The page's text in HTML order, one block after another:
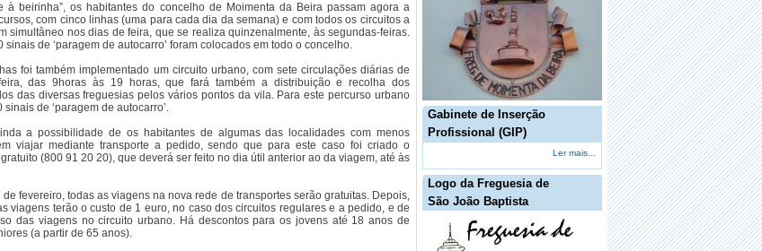
à beirinha”, os habitantes do concelho de Moimenta da Beira passam agora a
com cinco linhas (uma para cada dia da semana) e com todos os circuitos a
simultâneo nos dias de feira, que se realiza quinzenalmente, às segundas-feiras.
sinais de ‘paragem de autocarro’ foram colocados em todo o concelho.
foi também implementado um circuito urbano, com sete circulações diárias de
das 9horas às 19 horas, que fará também a distribuição e recolha dos
das diversas freguesias pelos vários pontos da vila. Para este percurso urbano
de ‘paragem de autocarro’.
a possibilidade de os habitantes de algumas das localidades com menos
viajar mediante transporte a pedido, sendo que para este caso foi criado o
(800 91 20 20), que deverá ser feito no dia útil anterior ao da viagem, até às
fevereiro, todas as viagens na nova rede de transportes serão gratuitas. Depois,
viagens terão o custo de 1 euro, no caso dos circuitos regulares e a pedido, e de
das viagens no circuito urbano. Há descontos para os jovens até 18 anos de
(a partir de 65 anos).
Gabinete de Inserção
Profissional (GIP)
Ler mais...
Logo da Freguesia de
São João Baptista